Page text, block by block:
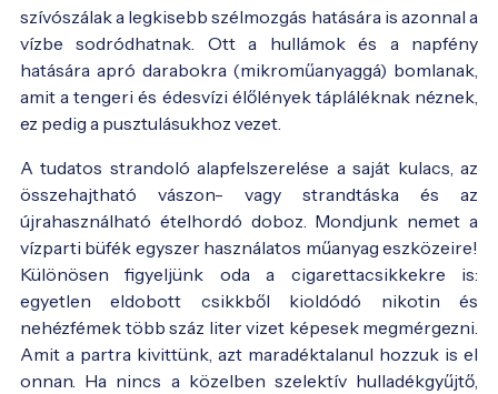
szívószálak a legkisebb szélmozgás hatására is azonnal a
vízbe sodródhatnak. Ott a hullámok és a napfény
hatására apró darabokra (mikroműanyaggá) bomlanak,
amit a tengeri és édesvízi élőlények tápláléknak néznek,
ez pedig a pusztulásukhoz vezet.
A tudatos strandoló alapfelszerelése a saját kulacs, az
összehajtható vászon- vagy strandtáska és az
újrahasználható ételhordó doboz. Mondjunk nemet a
vízparti büfék egyszer használatos műanyag eszközeire!
Különösen figyeljünk oda a cigarettacsikkekre is:
egyetlen eldobott csikkből kioldódó nikotin és
nehézfémek több száz liter vizet képesek megmérgezni.
Amit a partra kivittünk, azt maradéktalanul hozzuk is el
onnan. Ha nincs a közelben szelektív hulladékgyűjtő,